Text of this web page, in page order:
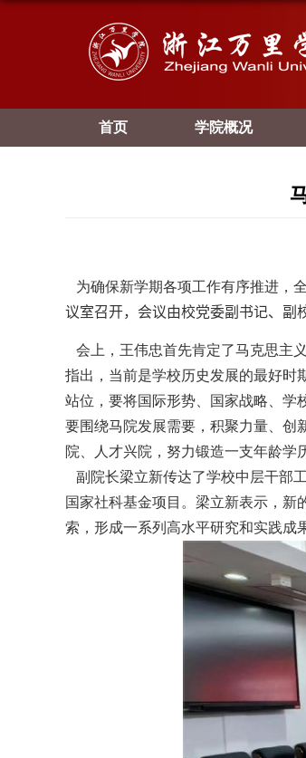
首页 学院概况
为确保新学期各项工作有序推进，
议室召开，会议由校党委副书记、副
会上，王伟忠首先肯定了马克思主
指出，当前是学校历史发展的最好时
站位，要将国际形势、国家战略、学
要围绕马院发展需要，积聚力量、创
院、人才兴院，努力锻造一支年龄学
副院长梁立新传达了学校中层干部
国家社科基金项目。梁立新表示，新
索，形成一系列高水平研究和实践成